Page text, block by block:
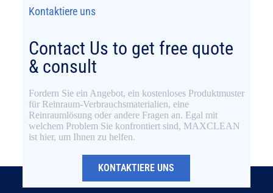
Kontaktiere uns
Contact Us to get free quote
& consult
Fordern Sie ein Angebot, ein kostenloses Produktmuster
für Reinraum-Verbrauchsmaterialien, eine
Reinraumlösung oder andere Fragen an. Egal mit
welchem Problem Sie konfrontiert sind, MAXCLEAN
ist hier, um Ihnen zu helfen.
KONTAKTIERE UNS